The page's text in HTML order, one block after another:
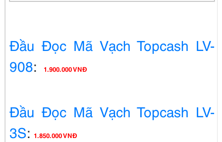
Đầu Đọc Mã Vạch Topcash LV-
908: 1.900.000 VNĐ
Đầu Đọc Mã Vạch Topcash LV-
3S: 1.850.000 VNĐ